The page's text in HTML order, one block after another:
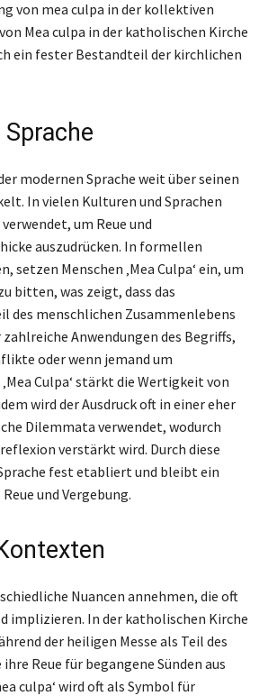
von mea culpa in der kollektiven
Mea culpa in der katholischen Kirche
ein fester Bestandteil der kirchlichen
modernen Sprache weit über seinen
In vielen Kulturen und Sprachen
um Reue und
auszudrücken. In formellen
Menschen ‚Mea Culpa‘ ein, um
bitten, was zeigt, dass das
des menschlichen Zusammenlebens
Anwendungen des Begriffs,
oder wenn jemand um
Culpa‘ stärkt die Wertigkeit von
wird der Ausdruck oft in einer eher
Dilemmata verwendet, wodurch
verstärkt wird. Durch diese
fest etabliert und bleibt ein
und Vergebung.
Nuancen annehmen, die oft
implizieren. In der katholischen Kirche
der heiligen Messe als Teil des
Reue für begangene Sünden aus
culpa‘ wird oft als Symbol für